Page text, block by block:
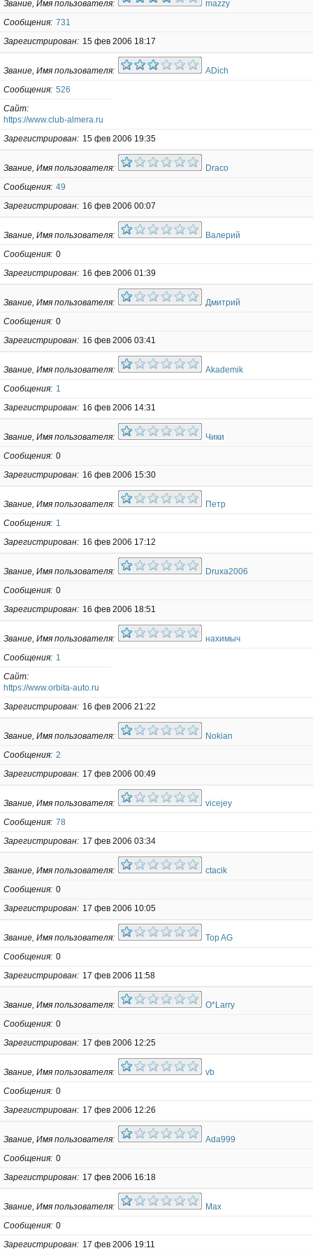
Звание, Имя пользователя
mazzy
Сообщения 731
Зарегистрирован
15 фев 2006 18:17
Звание, Имя пользователя
ADich
Сообщения 526
Сайт
https://www.club-almera.ru
Зарегистрирован
15 фев 2006 19:35
Звание, Имя пользователя
Draco
Сообщения 49
Зарегистрирован
16 фев 2006 00:07
Звание, Имя пользователя
Валерий
Сообщения 0
Зарегистрирован
16 фев 2006 01:39
Звание, Имя пользователя
Дмитрий
Сообщения 0
Зарегистрирован
16 фев 2006 03:41
Звание, Имя пользователя
Akademik
Сообщения
1
Зарегистрирован
16 фев 2006 14:31
Звание, Имя пользователя
Чики
Сообщения 0
Зарегистрирован
16 фев 2006 15:30
Звание, Имя пользователя
Петр
Сообщения
1
Зарегистрирован
16 фев 2006 17:12
Звание, Имя пользователя
Druxa2006
Сообщения 0
Зарегистрирован
16 фев 2006 18:51
Звание, Имя пользователя
нахимыч
Сообщения
1
Сайт
https://www.orbita-auto.ru
Зарегистрирован
16 фев 2006 21:22
Звание, Имя пользователя
Nokian
Сообщения 2
Зарегистрирован
17 фев 2006 00:49
Звание, Имя пользователя
vicejey
Сообщения 78
Зарегистрирован
17 фев 2006 03:34
Звание, Имя пользователя
ctacik
Сообщения 0
Зарегистрирован
17 фев 2006 10:05
Звание, Имя пользователя
Top AG
Сообщения 0
Зарегистрирован
17 фев 2006 11:58
Звание, Имя пользователя
O*Larry
Сообщения 0
Зарегистрирован
17 фев 2006 12:25
Звание, Имя пользователя
vb
Сообщения 0
Зарегистрирован
17 фев 2006 12:26
Звание, Имя пользователя
Ada999
Сообщения 0
Зарегистрирован
17 фев 2006 16:18
Звание, Имя пользователя
Max
Сообщения 0
Зарегистрирован
17 фев 2006 19:11